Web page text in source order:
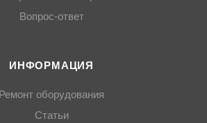
Вопрос-ответ
ИНФОРМАЦИЯ
Ремонт оборудования
Статьи